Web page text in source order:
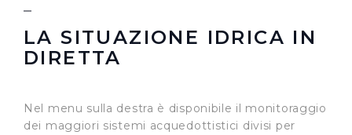
LA SITUAZIONE IDRICA IN
DIRETTA
Nel menu sulla destra è disponibile il monitoraggio
dei maggiori sistemi acquedottistici divisi per